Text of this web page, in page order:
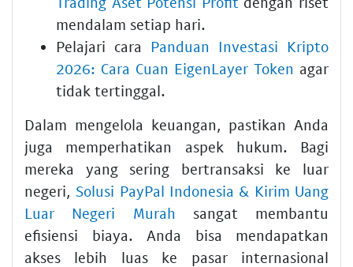
mendalam setiap hari.
Pelajari cara Panduan Investasi Kripto
2026: Cara Cuan EigenLayer Token agar
tidak tertinggal.
Dalam mengelola keuangan, pastikan Anda
juga memperhatikan aspek hukum. Bagi
mereka yang sering bertransaksi ke luar
negeri,Solusi PayPal Indonesia & Kirim Uang
Luar Negeri Murah sangat membantu
efisiensi biaya. Anda bisa mendapatkan
akses lebih luas ke pasar internasional